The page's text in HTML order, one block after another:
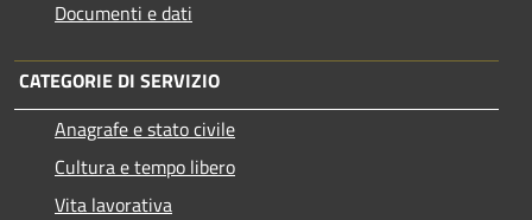
Documenti e dati
CATEGORIE DI SERVIZIO
Anagrafe e stato civile
Cultura e tempo libero
Vita lavorativa